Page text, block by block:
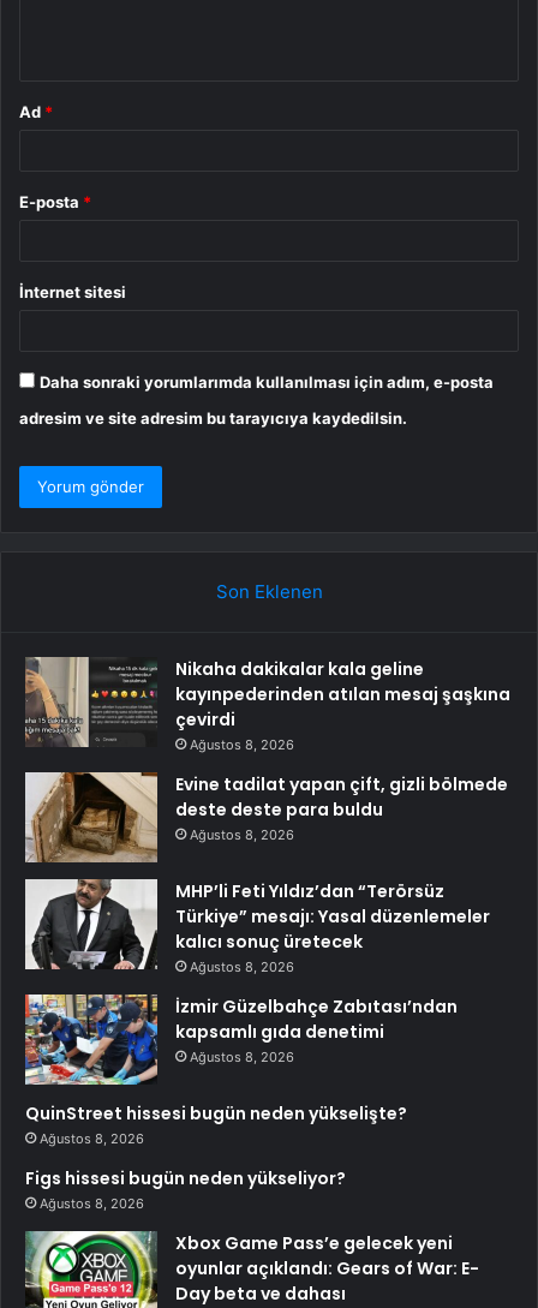
Ad *
E-posta *
İnternet sitesi
Daha sonraki yorumlarımda kullanılması için adım, e-posta
adresim ve site adresim bu tarayıcıya kaydedilsin.
Son Eklenen
Nikaha dakikalar kala geline
kayınpederinden atılan mesaj şaşkına
çevirdi
Ağustos 8, 2026
Evine tadilat yapan çift, gizli bölmede
deste deste para buldu
Ağustos 8, 2026
MHP’li Feti Yıldız’dan “Terörsüz
Türkiye” mesajı: Yasal düzenlemeler
kalıcı sonuç üretecek
Ağustos 8, 2026
İzmir Güzelbahçe Zabıtası’ndan
kapsamlı gıda denetimi
Ağustos 8, 2026
QuinStreet hissesi bugün neden yükselişte?
Ağustos 8, 2026
Figs hissesi bugün neden yükseliyor?
Ağustos 8, 2026
Xbox Game Pass’e gelecek yeni
oyunlar açıklandı: Gears of War: E-
Day beta ve dahası